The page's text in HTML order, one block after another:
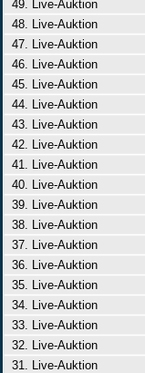
49. Live-Auktion
48. Live-Auktion
47. Live-Auktion
46. Live-Auktion
45. Live-Auktion
44. Live-Auktion
43. Live-Auktion
42. Live-Auktion
41. Live-Auktion
40. Live-Auktion
39. Live-Auktion
38. Live-Auktion
37. Live-Auktion
36. Live-Auktion
35. Live-Auktion
34. Live-Auktion
33. Live-Auktion
32. Live-Auktion
31. Live-Auktion